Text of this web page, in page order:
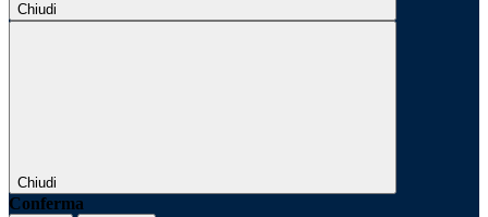
Chiudi
Chiudi
Conferma